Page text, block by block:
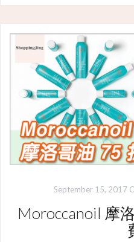
September 15, 2017
Moroccanoil 摩